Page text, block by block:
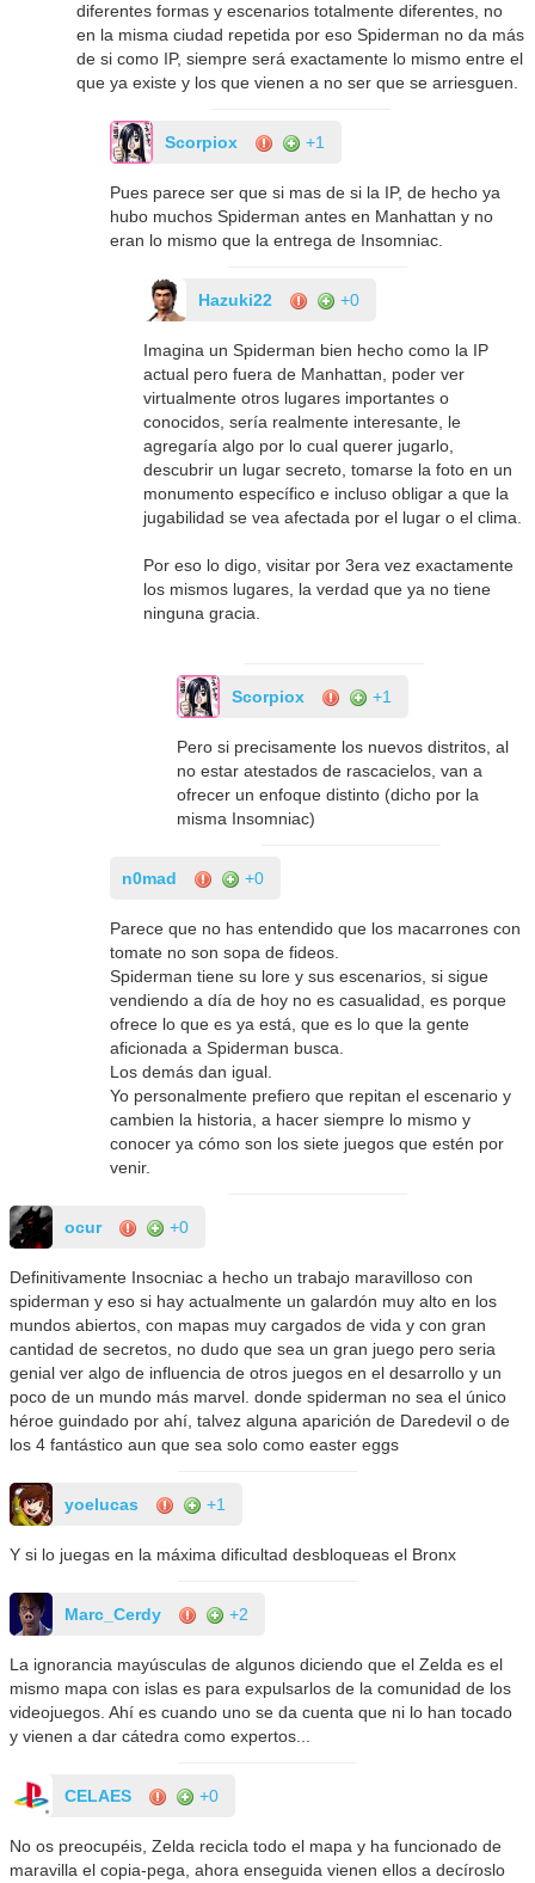
diferentes formas y escenarios totalmente diferentes, no
en la misma ciudad repetida por eso Spiderman no da más
de si como IP, siempre será exactamente lo mismo entre el
que ya existe y los que vienen a no ser que se arriesguen.
Scorpiox +1
Pues parece ser que si mas de si la IP, de hecho ya
hubo muchos Spiderman antes en Manhattan y no
eran lo mismo que la entrega de Insomniac.
Hazuki22 +0
Imagina un Spiderman bien hecho como la IP
actual pero fuera de Manhattan, poder ver
virtualmente otros lugares importantes o
conocidos, sería realmente interesante, le
agregaría algo por lo cual querer jugarlo,
descubrir un lugar secreto, tomarse la foto en un
monumento específico e incluso obligar a que la
jugabilidad se vea afectada por el lugar o el clima.
Por eso lo digo, visitar por 3era vez exactamente
los mismos lugares, la verdad que ya no tiene
ninguna gracia.
Scorpiox +1
Pero si precisamente los nuevos distritos, al
no estar atestados de rascacielos, van a
ofrecer un enfoque distinto (dicho por la
misma Insomniac)
n0mad +0
Parece que no has entendido que los macarrones con
tomate no son sopa de fideos.
Spiderman tiene su lore y sus escenarios, si sigue
vendiendo a día de hoy no es casualidad, es porque
ofrece lo que es ya está, que es lo que la gente
aficionada a Spiderman busca.
Los demás dan igual.
Yo personalmente prefiero que repitan el escenario y
cambien la historia, a hacer siempre lo mismo y
conocer ya cómo son los siete juegos que estén por
venir.
ocur +0
Definitivamente Insocniac a hecho un trabajo maravilloso con
spiderman y eso si hay actualmente un galardón muy alto en los
mundos abiertos, con mapas muy cargados de vida y con gran
cantidad de secretos, no dudo que sea un gran juego pero seria
genial ver algo de influencia de otros juegos en el desarrollo y un
poco de un mundo más marvel. donde spiderman no sea el único
héroe guindado por ahí, talvez alguna aparición de Daredevil o de
los 4 fantástico aun que sea solo como easter eggs
yoelucas +1
Y si lo juegas en la máxima dificultad desbloqueas el Bronx
Marc_Cerdy +2
La ignorancia mayúsculas de algunos diciendo que el Zelda es el
mismo mapa con islas es para expulsarlos de la comunidad de los
videojuegos. Ahí es cuando uno se da cuenta que ni lo han tocado
y vienen a dar cátedra como expertos...
CELAES +0
No os preocupéis, Zelda recicla todo el mapa y ha funcionado de
maravilla el copia-pega, ahora enseguida vienen ellos a decíroslo